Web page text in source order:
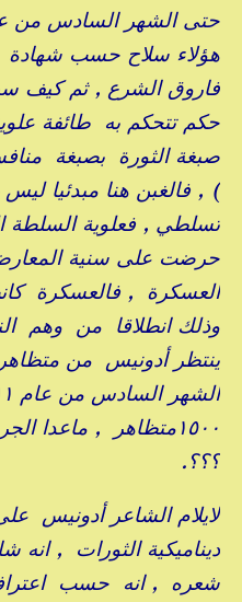
هؤلاء سلاح حسب شهادة
فاروق الشرع , ثم كيف
حكم تتحكم به طائفة
صبغة الثورة بصبغة
) , فالغبن هنا مبدئيا
تسلطي , فعلوية السلطة
حرضت على سنية
العسكرة , فالعسكرة
وذلك انطلاقا من وهم
ينتظر أدونيس من
١٥٠٠متظاهر , ماعدا
؟؟؟.
لايلام الشاعر أدونيس
ديناميكية الثورات ,
شعره , انه حسب